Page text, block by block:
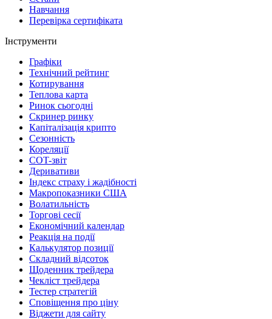
Навчання
Перевірка сертифіката
Інструменти
Графіки
Технічний рейтинг
Котирування
Теплова карта
Ринок сьогодні
Скринер ринку
Капіталізація крипто
Сезонність
Кореляції
COT-звіт
Деривативи
Індекс страху і жадібності
Макропоказники США
Волатильність
Торгові сесії
Економічний календар
Реакція на події
Калькулятор позиції
Складний відсоток
Щоденник трейдера
Чекліст трейдера
Тестер стратегій
Сповіщення про ціну
Віджети для сайту